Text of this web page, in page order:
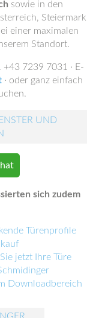
sowie in den
Steiermark
einer maximalen
Standort.
+43 7239 7031 · E-
· oder ganz einfach
UND
sich zudem
Türenprofile
jetzt Ihre Türe
Downloadbereich